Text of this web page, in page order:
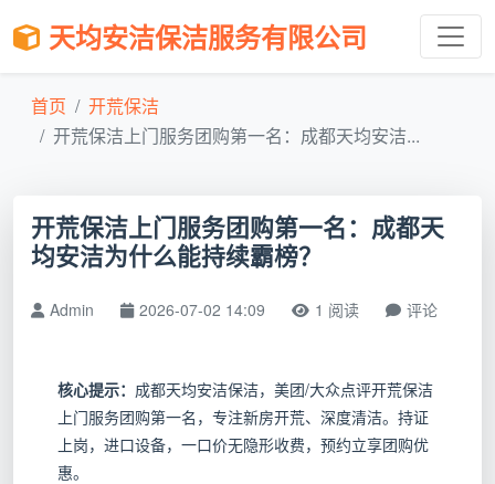
天均安洁保洁服务有限公司
首页
开荒保洁
开荒保洁上门服务团购第一名：成都天均安洁...
开荒保洁上门服务团购第一名：成都天
均安洁为什么能持续霸榜？
Admin 2026-07-02 14:09 1 阅读 评论
核心提示： 成都天均安洁保洁，美团/大众点评开荒保洁
上门服务团购第一名，专注新房开荒、深度清洁。持证
上岗，进口设备，一口价无隐形收费，预约立享团购优
惠。